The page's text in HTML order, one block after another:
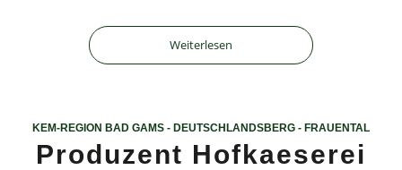
Weiterlesen
KEM-REGION BAD GAMS - DEUTSCHLANDSBERG - FRAUENTAL
Produzent Hofkaeserei